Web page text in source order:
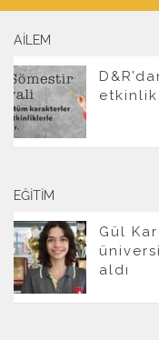
AILEM
EĞITIM
Gül
aldı